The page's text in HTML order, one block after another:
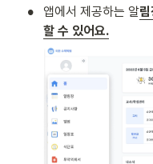
• 앱에서 제공하는 알
할 수 있어요.